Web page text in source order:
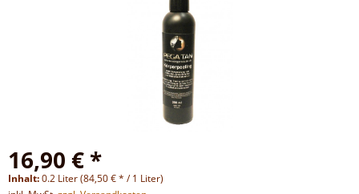
16,90 € *
Inhalt:0.2 Liter (84,50 € * / 1 Liter)